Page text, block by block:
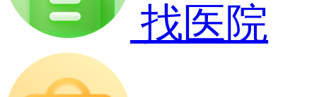
找医院